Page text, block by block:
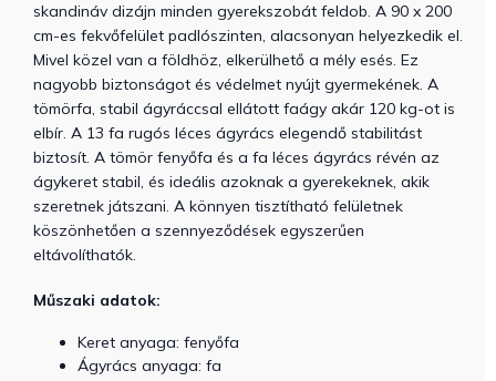
skandináv dizájn minden gyerekszobát feldob. A 90 x 200
cm-es fekvőfelület padlószinten, alacsonyan helyezkedik el.
Mivel közel van a földhöz, elkerülhető a mély esés. Ez
nagyobb biztonságot és védelmet nyújt gyermekének. A
tömörfa, stabil ágyráccsal ellátott faágy akár 120 kg-ot is
elbír. A 13 fa rugós léces ágyrács elegendő stabilitást
biztosít. A tömör fenyőfa és a fa léces ágyrács révén az
ágykeret stabil, és ideális azoknak a gyerekeknek, akik
szeretnek játszani. A könnyen tisztítható felületnek
köszönhetően a szennyeződések egyszerűen
eltávolíthatók.
Műszaki adatok:
Keret anyaga: fenyőfa
Ágyrács anyaga: fa